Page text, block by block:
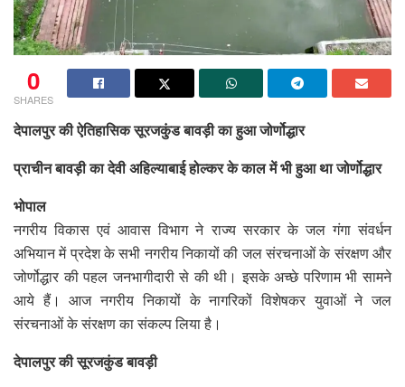
0
SHARES
देपालपुर की ऐतिहासिक सूरजकु़ंड बावड़ी का हुआ जोर्णोद्धार
प्राचीन बावड़ी का देवी अहिल्याबाई होल्कर के काल में भी हुआ था जोर्णोद्धार
भोपाल
नगरीय विकास एवं आवास विभाग ने राज्य सरकार के जल गंगा संवर्धन
अभियान में प्रदेश के सभी नगरीय निकायों की जल संरचनाओं के संरक्षण और
जोर्णोद्धार की पहल जनभागीदारी से की थी। इसके अच्छे परिणाम भी सामने
आये हैं। आज नगरीय निकायों के नागरिकों विशेषकर युवाओं ने जल
संरचनाओं के संरक्षण का संकल्प लिया है।
देपालपुर की सूरजकुंड बावड़ी